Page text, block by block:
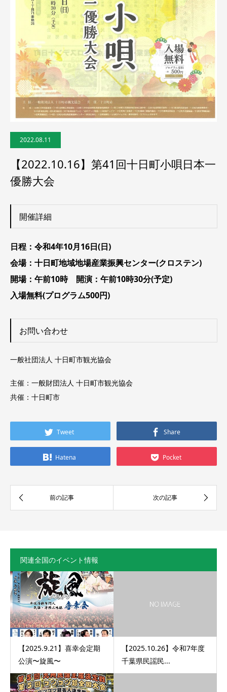
2022.08.11
【2022.10.16】第41回十日町小唄日本一
優勝大会
開催詳細
日程：令和4年10月16日(日)
会場：十日町地域地場産業振興センター(クロステン)
開場：午前10時 開演：午前10時30分(予定)
入場無料(プログラム500円)
お問い合わせ
一般社団法人 十日町市観光協会
主催：一般財団法人 十日町市観光協会
共催：十日町市
Tweet Share
Hatena Pocket
関連全国のイベント情報
【2025.9.21】喜幸会定期
公演〜旋風〜
【2025.10.26】令和7年度
千葉県民謡民...